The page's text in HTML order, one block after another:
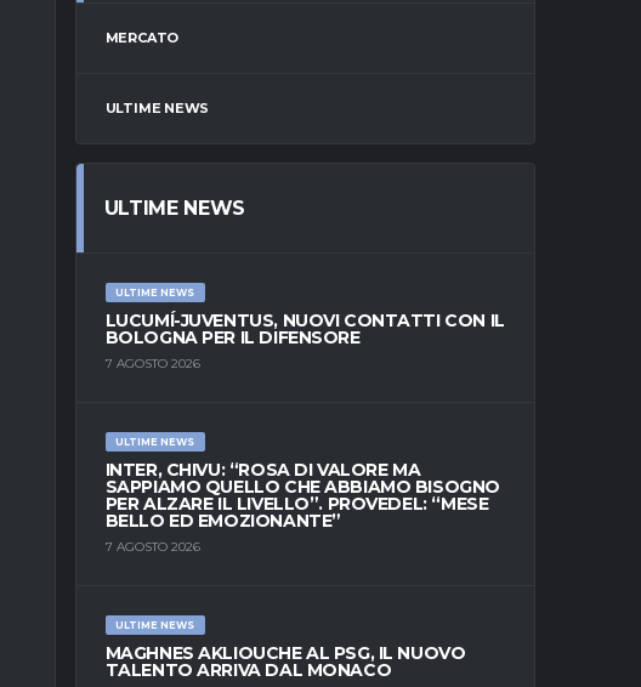
MERCATO
ULTIME NEWS
ULTIME NEWS
ULTIME NEWS
LUCUMÍ-JUVENTUS, NUOVI CONTATTI CON IL
BOLOGNA PER IL DIFENSORE
7 AGOSTO 2026
ULTIME NEWS
INTER, CHIVU: “ROSA DI VALORE MA
SAPPIAMO QUELLO CHE ABBIAMO BISOGNO
PER ALZARE IL LIVELLO”. PROVEDEL: “MESE
BELLO ED EMOZIONANTE”
7 AGOSTO 2026
ULTIME NEWS
MAGHNES AKLIOUCHE AL PSG, IL NUOVO
TALENTO ARRIVA DAL MONACO